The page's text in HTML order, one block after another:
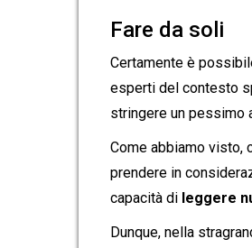
Fare da soli
Certamente è
esperti del contesto
stringere un pessimo
Come abbiamo visto,
prendere in
capacità di leggere
Dunque, nella